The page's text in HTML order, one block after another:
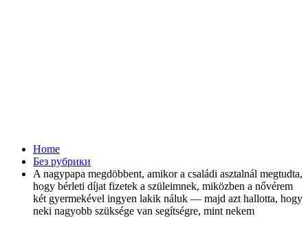
Home
Без рубрики
A nagypapa megdöbbent, amikor a családi asztalnál megtudta,
hogy bérleti díjat fizetek a szüleimnek, miközben a nővérem
két gyermekével ingyen lakik náluk — majd azt hallotta, hogy
neki nagyobb szüksége van segítségre, mint nekem